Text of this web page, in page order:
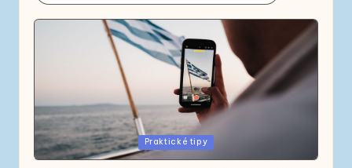
Posted
in
Praktické tipy